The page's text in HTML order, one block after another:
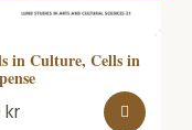
in Culture, Cells in
kr